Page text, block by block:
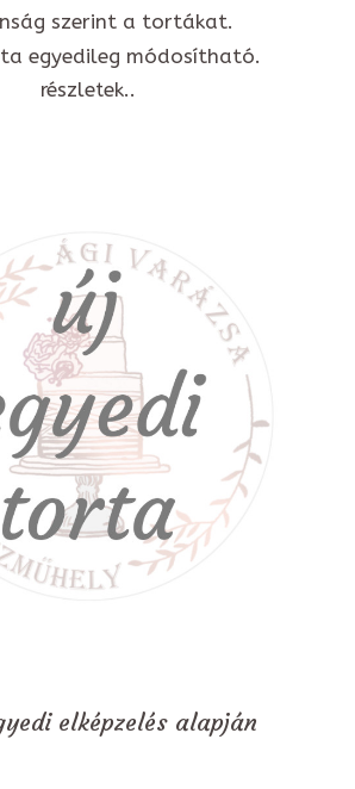
szerint a tortákat.
egyedileg módosítható.
részletek..
elképzelés alapján